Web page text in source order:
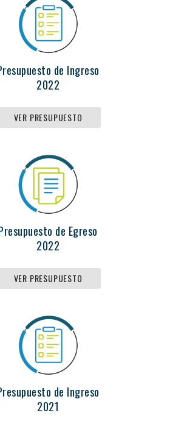
de Ingreso
2022
VER PRESUPUESTO
de Egreso
2022
VER PRESUPUESTO
de Ingreso
2021